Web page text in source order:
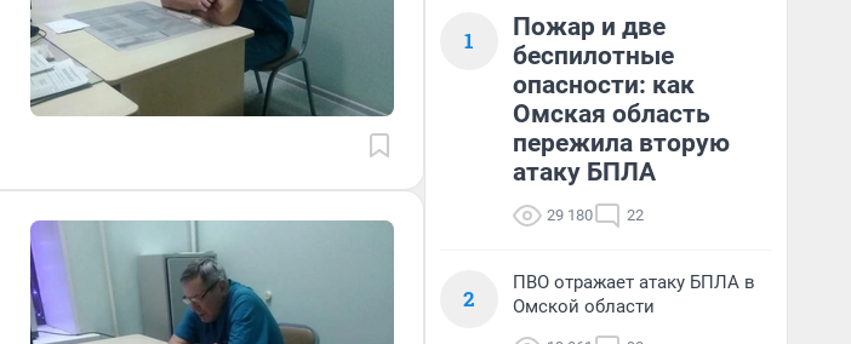
1
Пожар и две
беспилотные
опасности: как
Омская область
пережила вторую
атаку БПЛА
29 180 22
2
ПВО отражает атаку БПЛА в
Омской области